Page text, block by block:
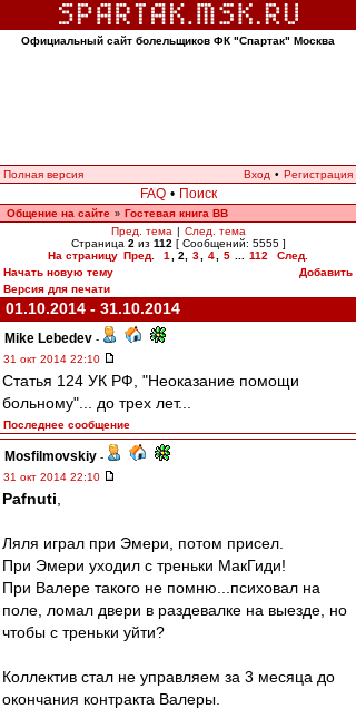
Официальный сайт болельщиков ФК "Спартак" Москва
Полная версия Вход • Регистрация
FAQ • Поиск
Общение на сайте » Гостевая книга ВВ
Пред. тема | След. тема
Страница 2 из 112 [ Сообщений: 5555 ]
На страницу Пред. 1 2 3 4 5 112
След.
Начать новую тему
Добавить
Версия для печати
01.10.2014 - 31.10.2014
Mike Lebedev -
31 окт 2014 22:10
Статья 124 УК РФ, "Неоказание помощи
больному"... до трех лет...
Последнее сообщение
Mosfilmovskiy -
31 окт 2014 22:10
Pafnuti
Ляля играл при Эмери, потом присел.
При Эмери уходил с треньки МакГиди!
При Валере такого не помню...психовал на
поле, ломал двери в раздевалке на выезде, но
чтобы с треньки уйти?
Коллектив стал не управляем за 3 месяца до
окончания контракта Валеры.